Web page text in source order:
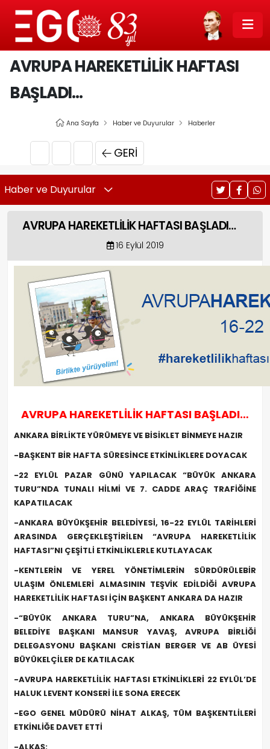
AVRUPA HAREKETLİLİK HAFTASI
BAŞLADI…
Ana Sayfa Haber ve Duyurular Haberler
GERI
Haber ve Duyurular
AVRUPA HAREKETLİLİK HAFTASI BAŞLADI…
16 Eylül 2019
AVRUPA HAREKETLİLİK HAFTASI BAŞLADI…
ANKARA BİRLİKTE YÜRÜMEYE VE BİSİKLET BİNMEYE HAZIR
-BAŞKENT BİR HAFTA SÜRESİNCE ETKİNLİKLERE DOYACAK
-22 EYLÜL PAZAR GÜNÜ YAPILACAK “BÜYÜK ANKARA
TURU”NDA TUNALI HİLMİ VE 7. CADDE ARAÇ TRAFİĞİNE
KAPATILACAK
-ANKARA BÜYÜKŞEHİR BELEDİYESİ, 16-22 EYLÜL TARİHLERİ
ARASINDA GERÇEKLEŞTİRİLEN “AVRUPA HAREKETLİLİK
HAFTASI”NI ÇEŞİTLİ ETKİNLİKLERLE KUTLAYACAK
-KENTLERİN VE YEREL YÖNETİMLERİN SÜRDÜRÜLEBİR
ULAŞIM ÖNLEMLERİ ALMASININ TEŞVİK EDİLDİĞİ AVRUPA
HAREKETLİLİK HAFTASI İÇİN BAŞKENT ANKARA DA HAZIR
-“BÜYÜK ANKARA TURU”NA, ANKARA BÜYÜKŞEHİR
BELEDİYE BAŞKANI MANSUR YAVAŞ, AVRUPA BİRLİĞİ
DELEGASYONU BAŞKANI CRİSTİAN BERGER VE AB ÜYESİ
BÜYÜKELÇİLER DE KATILACAK
-AVRUPA HAREKETLİLİK HAFTASI ETKİNLİKLERİ 22 EYLÜL’DE
HALUK LEVENT KONSERİ İLE SONA ERECEK
-EGO GENEL MÜDÜRÜ NİHAT ALKAŞ, TÜM BAŞKENTLİLERİ
ETKİNLİĞE DAVET ETTİ